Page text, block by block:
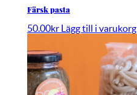
Färsk pasta
50.00kr Lägg till i varukorg